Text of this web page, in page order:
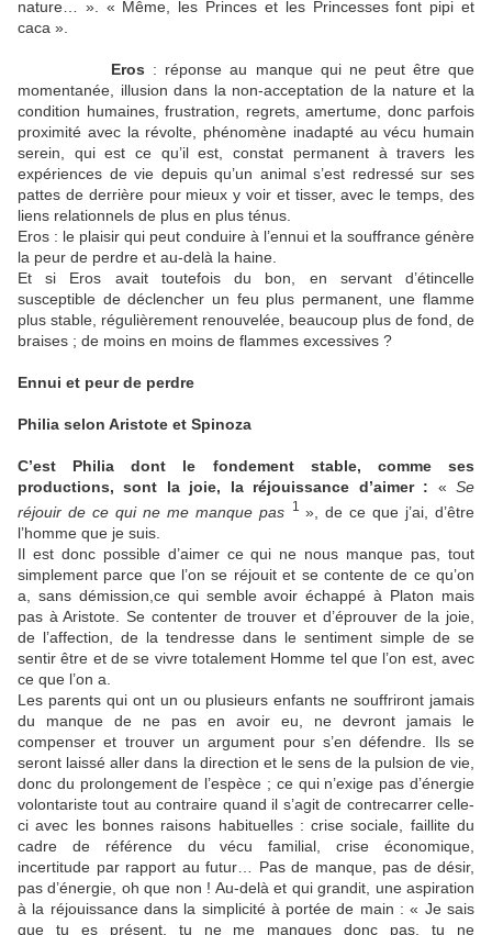
nature… ». « Même, les Princes et les Princesses font pipi et
caca ».
Eros : réponse au manque qui ne peut être que
momentanée, illusion dans la non-acceptation de la nature et la
condition humaines, frustration, regrets, amertume, donc parfois
proximité avec la révolte, phénomène inadapté au vécu humain
serein, qui est ce qu’il est, constat permanent à travers les
expériences de vie depuis qu’un animal s’est redressé sur ses
pattes de derrière pour mieux y voir et tisser, avec le temps, des
liens relationnels de plus en plus ténus.
Eros : le plaisir qui peut conduire à l’ennui et la souffrance génère
la peur de perdre et au-delà la haine.
Et si Eros avait toutefois du bon, en servant d’étincelle
susceptible de déclencher un feu plus permanent, une flamme
plus stable, régulièrement renouvelée, beaucoup plus de fond, de
braises ; de moins en moins de flammes excessives ?
Ennui et peur de perdre
Philia selon Aristote et Spinoza
C’est Philia dont le fondement stable, comme ses
productions, sont la joie, la réjouissance d’aimer : «Se
réjouir de ce qui ne me manque pas
1 », de ce que j’ai, d’être
l’homme que je suis.
Il est donc possible d’aimer ce qui ne nous manque pas, tout
simplement parce que l’on se réjouit et se contente de ce qu’on
a, sans démission,ce qui semble avoir échappé à Platon mais
pas à Aristote. Se contenter de trouver et d’éprouver de la joie,
de l’affection, de la tendresse dans le sentiment simple de se
sentir être et de se vivre totalement Homme tel que l’on est, avec
ce que l’on a.
Les parents qui ont un ou plusieurs enfants ne souffriront jamais
du manque de ne pas en avoir eu, ne devront jamais le
compenser et trouver un argument pour s’en défendre. Ils se
seront laissé aller dans la direction et le sens de la pulsion de vie,
donc du prolongement de l’espèce ; ce qui n’exige pas d’énergie
volontariste tout au contraire quand il s’agit de contrecarrer celle-
ci avec les bonnes raisons habituelles : crise sociale, faillite du
cadre de référence du vécu familial, crise économique,
incertitude par rapport au futur… Pas de manque, pas de désir,
pas d’énergie, oh que non ! Au-delà et qui grandit, une aspiration
à la réjouissance dans la simplicité à portée de main : « Je sais
que tu es présent, tu ne me manques donc pas, tu ne